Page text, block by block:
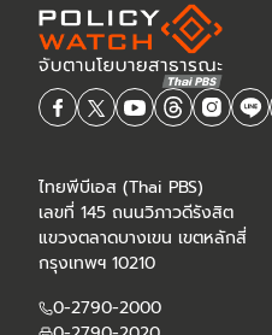
ไทยพีบีเอส (Thai PBS)
เลขที่ 145 ถนนวิภาวดีรังสิต
แขวงตลาดบางเขน เขตหลักสี่
กรุงเทพฯ 10210
0-2790-2000